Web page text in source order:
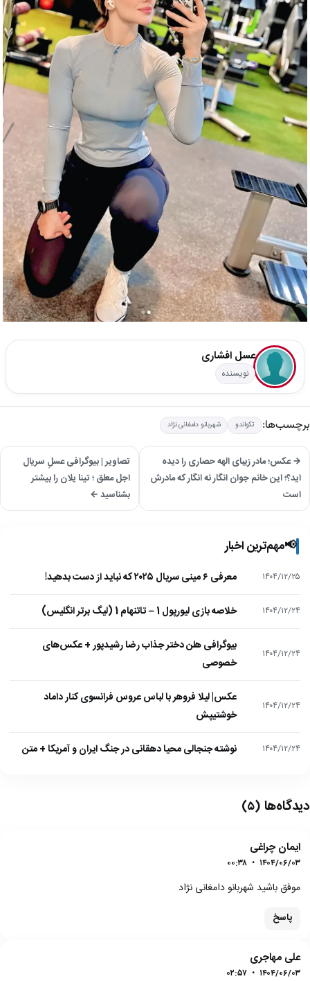
عسل افشاری
نویسنده
برچسب‌ها: تکواندو شهربانو دامغانی نژاد
→ عکس؛ مادر زیبای الهه حصاری را دیده
اید؟؛ این خانم جوان انگار نه انگار که مادرش
است
تصاویر | بیوگرافی عسلِ سریال
اجل معلق ؛ تینا یلان را بیشتر
بشناسید ←
📢مهم‌ترین اخبار
۱۴۰۴/۱۲/۲۵ معرفی ۶ مینی سریال ۲۰۲۵ که نباید از دست بدهید!
۱۴۰۴/۱۲/۲۴ خلاصه بازی لیورپول 1 – تاتنهام 1 (لیگ برتر انگلیس)
۱۴۰۴/۱۲/۲۴
بیوگرافی هلن دختر جذاب رضا رشیدپور + عکس‌های
خصوصی
۱۴۰۴/۱۲/۲۴
عکس| لیلا فروهر با لباس عروس فرانسوی کنار داماد
خوشتیپش
۱۴۰۴/۱۲/۲۴ نوشته جنجالی محیا دهقانی در جنگ ایران و آمریکا + متن
دیدگاه‌ها (۵)
ایمان چراغی
۱۴۰۴/۰۶/۰۳ •
موفق باشید شهربانو دامغانی نژاد
پاسخ
علی مهاجری
۱۴۰۴/۰۶/۰۳ •